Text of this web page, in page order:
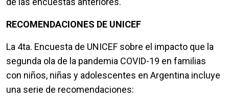
RECOMENDACIONES DE UNICEF
La 4ta. Encuesta de UNICEF sobre el impacto que la
segunda ola de la pandemia COVID-19 en familias
con niños, niñas y adolescentes en Argentina incluye
una serie de recomendaciones: